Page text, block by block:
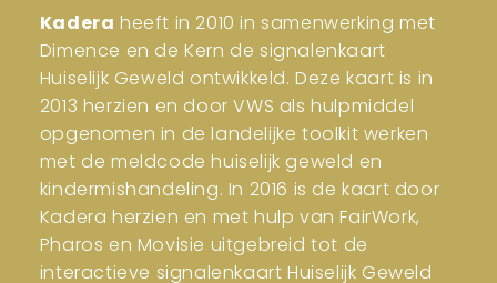
Kadera heeft in 2010 in samenwerking met
Dimence en de Kern de signalenkaart
Huiselijk Geweld ontwikkeld. Deze kaart is in
2013 herzien en door VWS als hulpmiddel
opgenomen in de landelijke toolkit werken
met de meldcode huiselijk geweld en
kindermishandeling. In 2016 is de kaart door
Kadera herzien en met hulp van FairWork,
Pharos en Movisie uitgebreid tot de
interactieve signalenkaart Huiselijk Geweld